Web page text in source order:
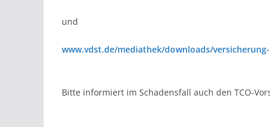
und
www.vdst.de/mediathek/downloads/
Bitte informiert im Schadensfall auch den TCO-